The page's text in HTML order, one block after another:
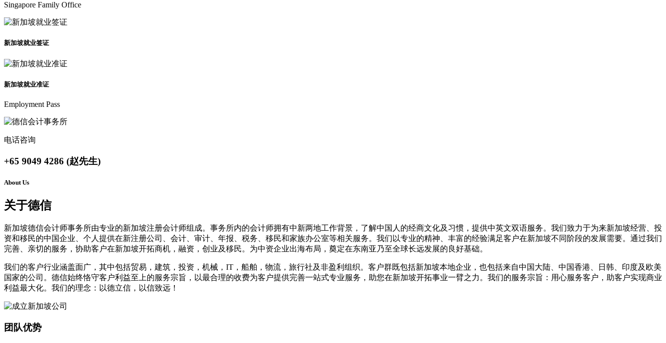
Singapore Family Office
新加坡就业签证
新加坡就业准证
Employment Pass
电话咨询
+65 9049 4286 (赵先生)
About Us
关于德信
新加坡德信会计师事务所由专业的新加坡注册会计师组成。事务所内的会计师拥有中新两地工作背景，了解中国人的经商文化及习惯，提供中英文双语服务。我们致力于为来新加坡经营、投
资和移民的中国企业、个人提供在新注册公司、会计、审计、年报、税务、移民和家族办公室等相关服务。我们以专业的精神、丰富的经验满足客户在新加坡不同阶段的发展需要。通过我们
完善、亲切的服务，协助客户在新加坡开拓商机，融资，创业及移民。为中资企业出海布局，奠定在东南亚乃至全球长远发展的良好基础。
我们的客户行业涵盖面广，其中包括贸易，建筑，投资，机械，IT，船舶，物流，旅行社及非盈利组织。客户群既包括新加坡本地企业，也包括来自中国大陆、中国香港、日韩、印度及欧美
国家的公司。德信始终恪守客户利益至上的服务宗旨，以最合理的收费为客户提供完善一站式专业服务，助您在新加坡开拓事业一臂之力。我们的服务宗旨：用心服务客户，助客户实现商业
利益最大化。我们的理念：以德立信，以信致远！
团队优势